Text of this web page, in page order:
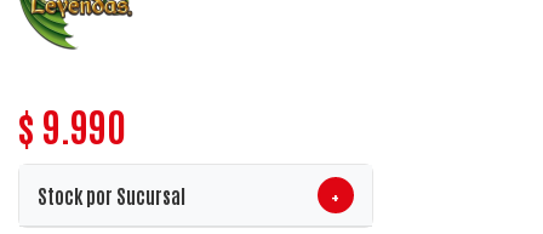
$ 9.990
Stock por Sucursal +